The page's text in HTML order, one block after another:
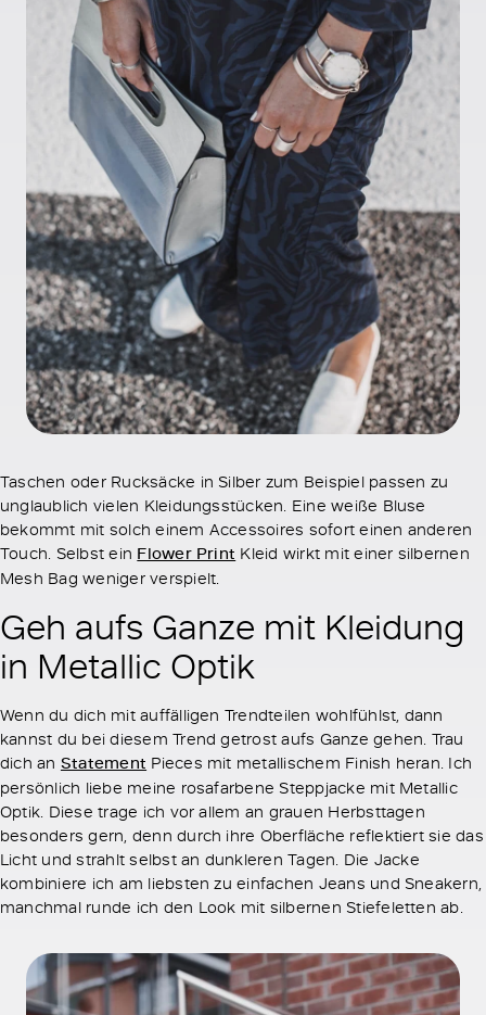
Taschen oder Rucksäcke in Silber zum Beispiel passen zu
unglaublich vielen Kleidungsstücken. Eine weiße Bluse
bekommt mit solch einem Accessoires sofort einen anderen
Touch. Selbst ein Flower Print Kleid wirkt mit einer silbernen
Mesh Bag weniger verspielt.
Geh aufs Ganze mit Kleidung
in Metallic Optik
Wenn du dich mit auffälligen Trendteilen wohlfühlst, dann
kannst du bei diesem Trend getrost aufs Ganze gehen. Trau
dich an Statement Pieces mit metallischem Finish heran. Ich
persönlich liebe meine rosafarbene Steppjacke mit Metallic
Optik. Diese trage ich vor allem an grauen Herbsttagen
besonders gern, denn durch ihre Oberfläche reflektiert sie das
Licht und strahlt selbst an dunkleren Tagen. Die Jacke
kombiniere ich am liebsten zu einfachen Jeans und Sneakern,
manchmal runde ich den Look mit silbernen Stiefeletten ab.